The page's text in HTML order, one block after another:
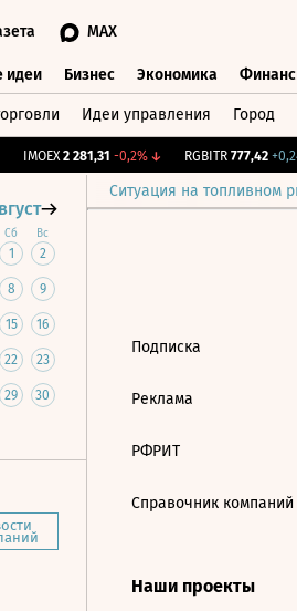
MAX
идеи Бизнес Экономика
Идеи управления Город
IMOEX 2 281,31 -0,2%↓ RGBITR 777,42
Ситуация на топливном
Сб Вс
1 2
8 9
15 16
22 23
29 30
Подписка
Реклама
РФРИТ
Справочник компаний
Наши проекты